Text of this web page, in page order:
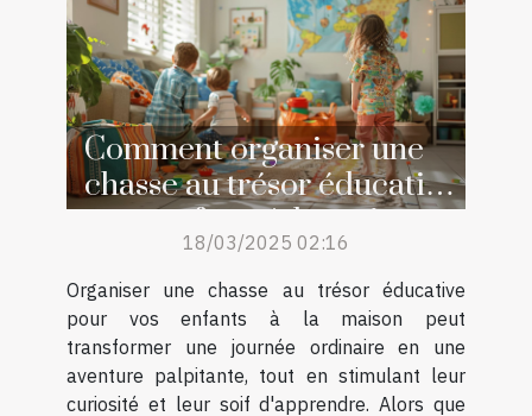
Comment organiser une
chasse au trésor éducative
pour enfants à la maison
18/03/2025 02:16
Organiser une chasse au trésor éducative
pour vos enfants à la maison peut
transformer une journée ordinaire en une
aventure palpitante, tout en stimulant leur
curiosité et leur soif d'apprendre. Alors que